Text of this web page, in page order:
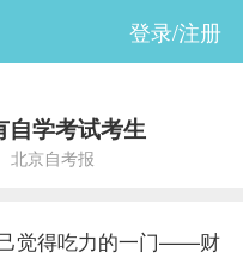
登录/注册
学考试考生
京自考报
觉得吃力的一门——财